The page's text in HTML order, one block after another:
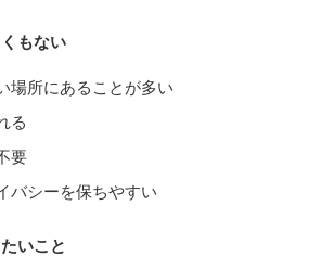
もない
所にあることが多い
る
要
シーを保ちやすい
いこと